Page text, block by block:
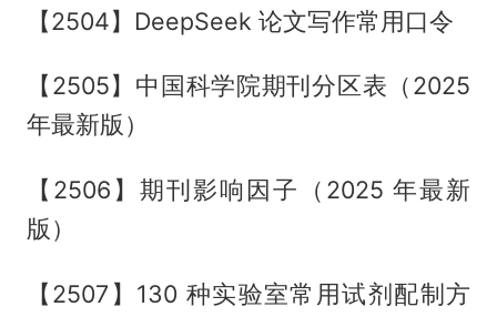
【2504】DeepSeek 论文写作常用口令
【2505】中国科学院期刊分区表（2025
年最新版）
【2506】期刊影响因子（2025 年最新
版）
【2507】130 种实验室常用试剂配制方